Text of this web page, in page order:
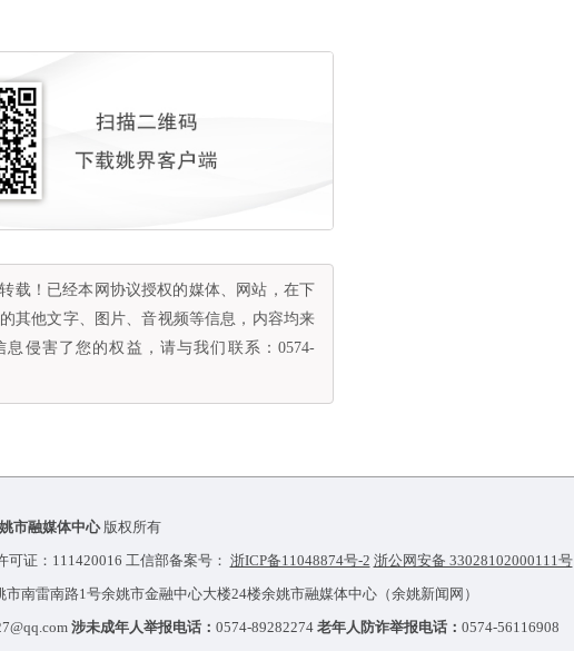
载！已经本网协议授权的媒体、网站，在下
其他文字、图片、音视频等信息，内容均来
侵害了您的权益，请与我们联系：0574-
市融媒体中心版权所有
证：111420016 工信部备案号： 浙ICP备11048874号-2 浙公网安备 33028102000111号
市南雷南路1号余姚市金融中心大楼24楼余姚市融媒体中心（余姚新闻网）
涉未成年人举报电话： 0574-89282274 老年人防诈举报电话： 0574-56116908